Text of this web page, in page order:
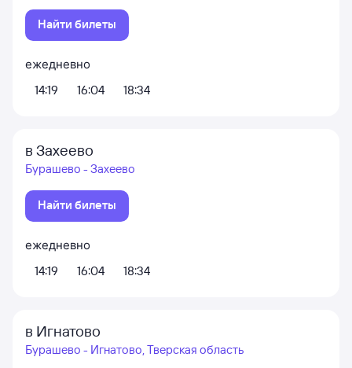
Найти билеты
ежедневно
14:19
16:04 18:34
в Захеево
Бурашево - Захеево
Найти билеты
ежедневно
14:19
16:04 18:34
в Игнатово
Бурашево - Игнатово, Тверская область